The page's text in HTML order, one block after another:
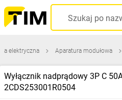
elektryczna Aparatura modułowa
Wyłącznik nadprądowy 3P C
2CDS253001R0504